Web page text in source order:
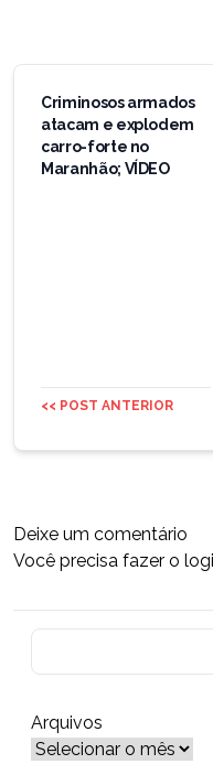
Navegação
Post
Criminosos armados
atacam e explodem
carro-forte no
Maranhão; VÍDEO
<< POST ANTERIOR
Deixe um comentário
Você precisa fazer o
Arquivos
Arquivos